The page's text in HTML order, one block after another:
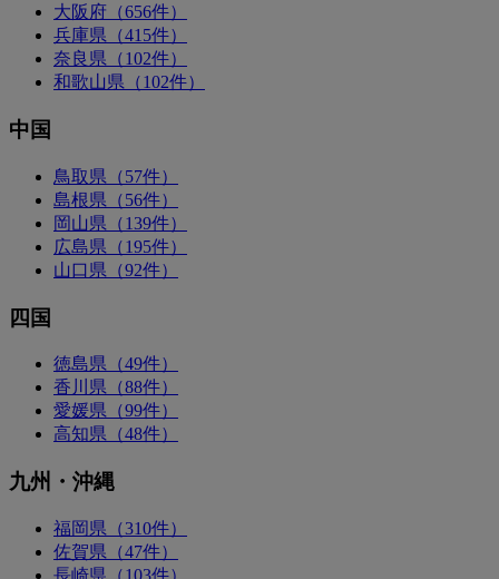
大阪府（656件）
兵庫県（415件）
奈良県（102件）
和歌山県（102件）
中国
鳥取県（57件）
島根県（56件）
岡山県（139件）
広島県（195件）
山口県（92件）
四国
徳島県（49件）
香川県（88件）
愛媛県（99件）
高知県（48件）
九州・沖縄
福岡県（310件）
佐賀県（47件）
長崎県（103件）